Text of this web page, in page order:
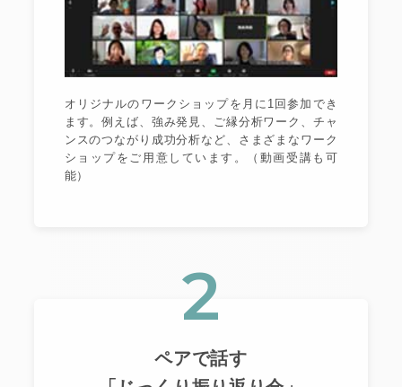
オリジナルのワークショップを月に1回参加でき
ます。例えば、強み発見、ご縁分析ワーク、チャ
ンスのつながり成功分析など、さまざまなワーク
ショップをご用意しています。（動画受講も可
能）
2
ペアで話す